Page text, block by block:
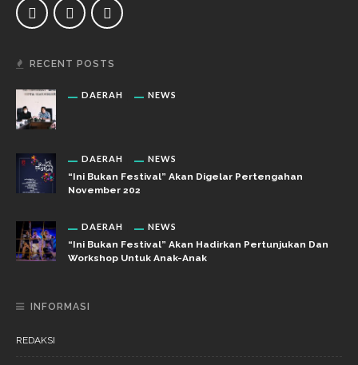
RECENT POSTS
DAERAH NEWS
DAERAH NEWS
“Ini Bukan Festival” Akan Digelar Pertengahan
November 202
DAERAH NEWS
“Ini Bukan Festival” Akan Hadirkan Pertunjukan Dan
Workshop Untuk Anak-Anak
INFORMASI
REDAKSI